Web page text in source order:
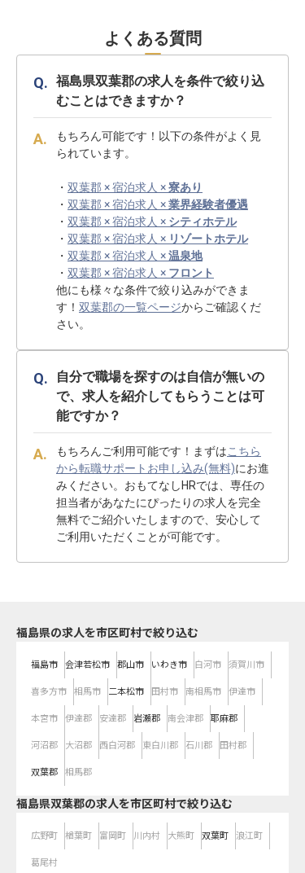
よくある質問
福島県双葉郡の求人を条件で絞り込
むことはできますか？
もちろん可能です！以下の条件がよく見
られています。
・ 双葉郡 × 宿泊求人 ×寮あり
・ 双葉郡 × 宿泊求人 ×業界経験者優遇
・ 双葉郡 × 宿泊求人 × シティホテル
・ 双葉郡 × 宿泊求人 × リゾートホテル
・ 双葉郡 × 宿泊求人 ×温泉地
・ 双葉郡 × 宿泊求人 × フロント
他にも様々な条件で絞り込みができま
す！ 双葉郡の一覧ページからご確認くだ
さい。
自分で職場を探すのは自信が無いの
で、求人を紹介してもらうことは可
能ですか？
もちろんご利用可能です！まずはこちら
から転職サポートお申し込み(無料)にお進
みください。おもてなしHRでは、専任の
担当者があなたにぴったりの求人を完全
無料でご紹介いたしますので、安心して
ご利用いただくことが可能です。
福島県の求人を市区町村で絞り込む
福島市 会津若松市 郡山市 いわき市 白河市 須賀川市
喜多方市 相馬市 二本松市 田村市 南相馬市 伊達市
本宮市 伊達郡 安達郡 岩瀬郡 南会津郡 耶麻郡
河沼郡 大沼郡 西白河郡 東白川郡 石川郡 田村郡
双葉郡 相馬郡
福島県双葉郡の求人を市区町村で絞り込む
広野町 楢葉町 富岡町 川内村 大熊町 双葉町 浪江町
葛尾村